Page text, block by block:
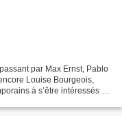
par Max Ernst, Pablo
Louise Bourgeois,
à s’être intéressés de